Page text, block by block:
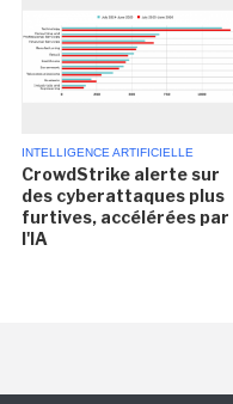
INTELLIGENCE ARTIFICIELLE
CrowdStrike alerte sur
des cyberattaques plus
furtives, accélérées par
l'IA